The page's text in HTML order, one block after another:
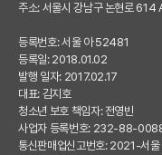
주소: 서울시 강남구 논현로
등록번호: 서울 아 52481
등록일: 2018.01.02
발행 일자: 2017.02.17
대표: 김지호
청소년 보호 책임자: 전영빈
사업자 등록번호: 232-88-
통신판매업신고번호: 2021-서